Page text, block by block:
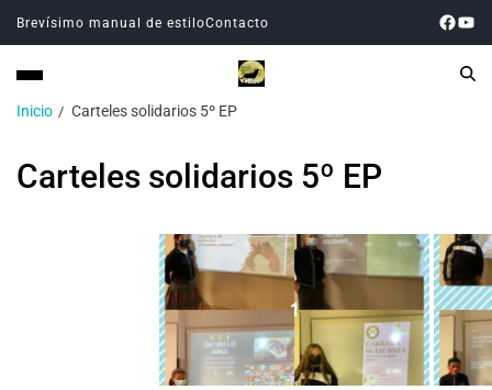
Brevísimo manual de estiloContacto
Inicio Carteles solidarios 5º EP
Carteles solidarios 5º EP
1